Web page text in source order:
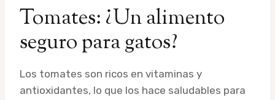
Tomates: ¿Un alimento
seguro para gatos?
Los tomates son ricos en vitaminas y
antioxidantes, lo que los hace saludables para